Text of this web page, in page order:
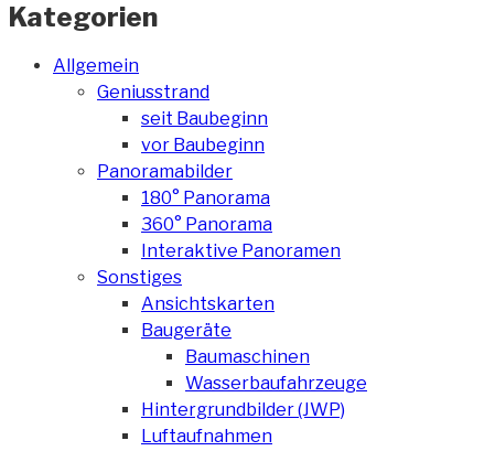
Kategorien
Allgemein
Geniusstrand
seit Baubeginn
vor Baubeginn
Panoramabilder
180° Panorama
360° Panorama
Interaktive Panoramen
Sonstiges
Ansichtskarten
Baugeräte
Baumaschinen
Wasserbaufahrzeuge
Hintergrundbilder (JWP)
Luftaufnahmen